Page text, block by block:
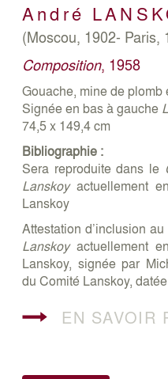
André
(Moscou, 1902- Paris,
Composition, 1958
Gouache, mine de
Signée en bas à gauche
74,5 x 149,4 cm
Bibliographie :
Sera reproduite dans le
Lanskoyactuellement
Lanskoy
Attestation d’inclusion au
Lanskoyactuellement
Lanskoy, signée par
du Comité Lanskoy,
EN SAVOIR